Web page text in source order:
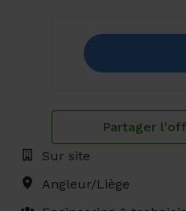
Partager
Sur site
Angleur/Liège